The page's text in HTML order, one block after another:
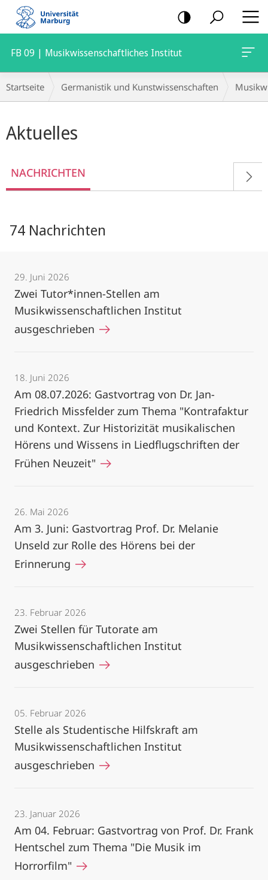
Mobile-
Navigation
FB 09 | Musikwissenschaftliches Institut
Breadcrumb-
Navigation
Startseite Germanistik und Kunstwissenschaften
Aktuelles
NACHRICHTEN
74 Nachrichten
29. Juni 2026
Zwei Tutor*innen-Stellen am
Musikwissenschaftlichen Institut
ausgeschrieben
18. Juni 2026
Am 08.07.2026: Gastvortrag von Dr. Jan-
Friedrich Missfelder zum Thema "Kontrafaktur
und Kontext. Zur Historizität musikalischen
Hörens und Wissens in Liedflugschriften der
Frühen Neuzeit"
26. Mai 2026
Am 3. Juni: Gastvortrag Prof. Dr. Melanie
Unseld zur Rolle des Hörens bei der
Erinnerung
23. Februar 2026
Zwei Stellen für Tutorate am
Musikwissenschaftlichen Institut
ausgeschrieben
05. Februar 2026
Stelle als Studentische Hilfskraft am
Musikwissenschaftlichen Institut
ausgeschrieben
23. Januar 2026
Am 04. Februar: Gastvortrag von Prof. Dr. Frank
Hentschel zum Thema "Die Musik im
Horrorfilm"